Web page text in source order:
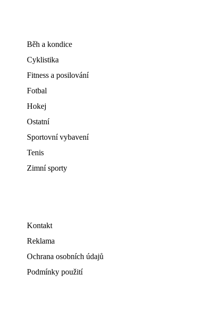
Běh a kondice
Cyklistika
Fitness a posilování
Fotbal
Hokej
Ostatní
Sportovní vybavení
Tenis
Zimní sporty
Kontakt
Reklama
Ochrana osobních údajů
Podmínky použití